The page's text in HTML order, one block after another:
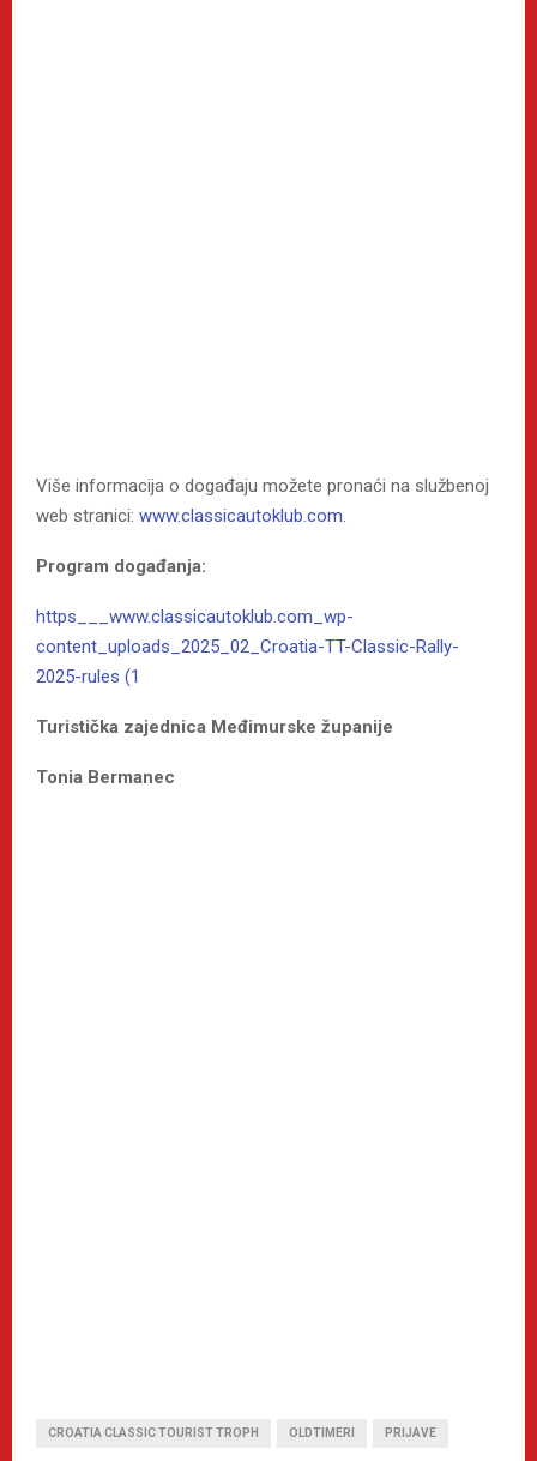
Više informacija o događaju možete pronaći na službenoj
web stranici: www.classicautoklub.com
Program događanja:
https___www.classicautoklub.com_wp-
content_uploads_2025_02_Croatia-TT-Classic-Rally-
2025-rules (1
Turistička zajednica Međimurske županije
Tonia Bermanec
CROATIA CLASSIC TOURIST TROPH OLDTIMERI PRIJAVE